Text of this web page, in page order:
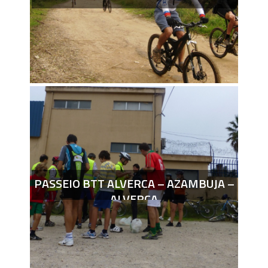
PASSEIO BTT ALVERCA – AZAMBUJA –
ALVERCA